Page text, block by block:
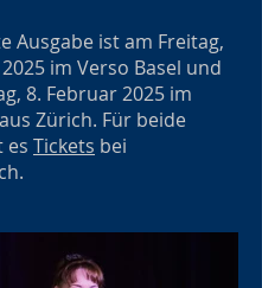
Ausgabe ist am Freitag,
im Verso Basel und
8. Februar 2025 im
Zürich. Für beide
es Tickets bei